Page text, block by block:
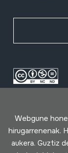
Webgune
hirugarrenenak.
aukera. Guztiz